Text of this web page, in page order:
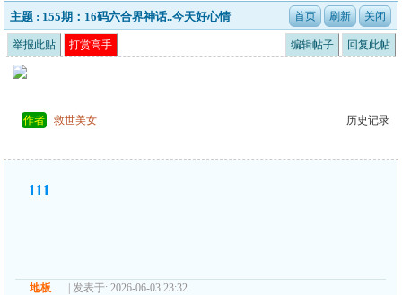
主题 : 155期：16码六合界神话..今天好心情
举报此贴 打赏高手 编辑帖子 回复此帖
作者 救世美女 历史记录
111
地板 | 发表于: 2026-06-03 23:32